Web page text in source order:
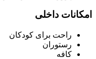
امکانات داخلی
راحت برای کودکان
رستوران
کافه